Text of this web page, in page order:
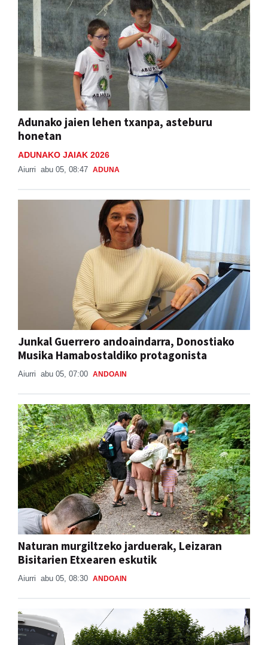
Adunako jaien lehen txanpa, asteburu
honetan
ADUNAKO JAIAK 2026
Aiurri abu 05, 08:47 ADUNA
Junkal Guerrero andoaindarra, Donostiako
Musika Hamabostaldiko protagonista
Aiurri abu 05, 07:00 ANDOAIN
Naturan murgiltzeko jarduerak, Leizaran
Bisitarien Etxearen eskutik
Aiurri abu 05, 08:30 ANDOAIN